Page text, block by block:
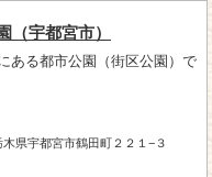
（宇都宮市）
ある都市公園（街区公園）で
県宇都宮市鶴田町２２１−３